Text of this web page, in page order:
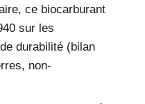
ce biocarburant
sur les
durabilité (bilan
non-